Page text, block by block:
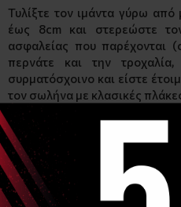
Τυλίξτε τον ιμάντα γύρω
έως 8cm και στερεώστε
ασφαλείας που παρέχονται
περνάτε και την
συρματόσχοινο και είστε
τον σωλήνα με κλασικές
στην άλλη πλευρά του
οποιοδήποτε αξεσουάρ
σας: σχοινί, μπάρα, λαβές
συμπεριλαμβάνεται)